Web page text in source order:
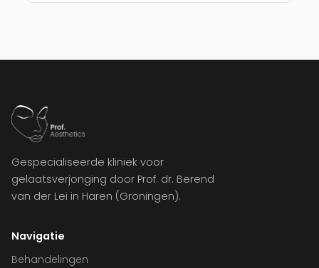
Gespecialiseerde kliniek voor
gelaatsverjonging door Prof. dr. Berend
van der Lei in Haren (Groningen).
Navigatie
Behandelingen